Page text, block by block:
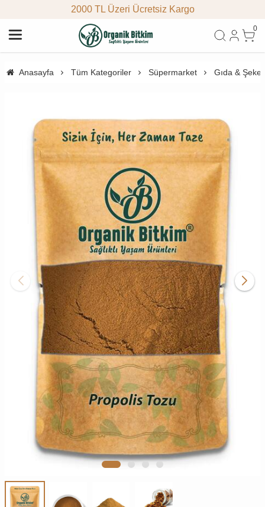
2000 TL Üzeri Ücretsiz Kargo
0
Anasayfa Tüm Kategoriler Süpermarket Gıda &